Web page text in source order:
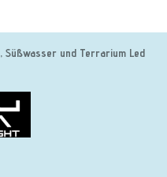
Süßwasser und Terrarium Led